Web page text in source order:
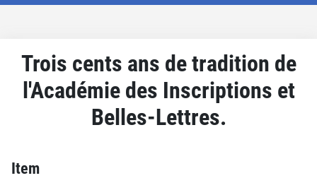
Trois cents ans de tradition de
l'Académie des Inscriptions et
Belles-Lettres.
Item